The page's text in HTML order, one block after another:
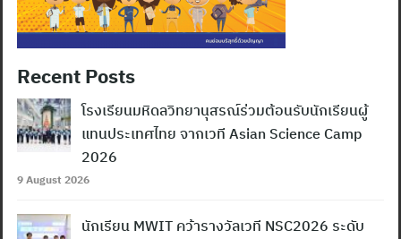
Recent Posts
โรงเรียนมหิดลวิทยานุสรณ์ร่วมต้อนรับนักเรียนผู้
แทนประเทศไทย จากเวที Asian Science Camp
2026
9 August 2026
นักเรียน MWIT คว้ารางวัลเวที NSC2026 ระดับ